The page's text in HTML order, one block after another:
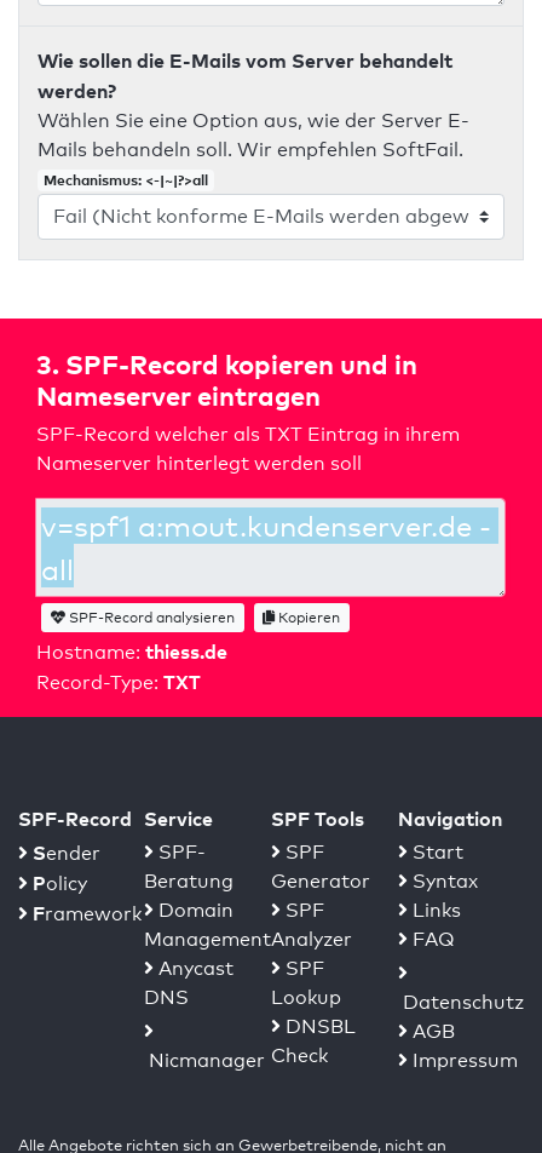
Wie sollen die E-Mails vom Server behandelt
werden?
Wählen Sie eine Option aus, wie der Server E-
Mails behandeln soll. Wir empfehlen SoftFail.
Mechanismus: <-|~|?>all
3. SPF-Record kopieren und in
Nameserver eintragen
SPF-Record welcher als TXT Eintrag in ihrem
Nameserver hinterlegt werden soll
Hostname: thiess.de
Record-Type: TXT
SPF-Record analysieren Kopieren
SPF-Record
Sender
Policy
Framework
Service
SPF-
Beratung
Domain
Management
Anycast
DNS
Nicmanager
SPF Tools
SPF
Generator
SPF
Analyzer
SPF
Lookup
DNSBL
Check
Navigation
Start
Syntax
Links
FAQ
Datenschutz
AGB
Impressum
Alle Angebote richten sich an Gewerbetreibende, nicht an